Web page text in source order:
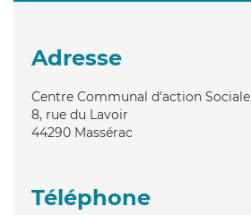
Adresse
Centre Communal d'action Sociale
8, rue du Lavoir
44290 Massérac
Téléphone